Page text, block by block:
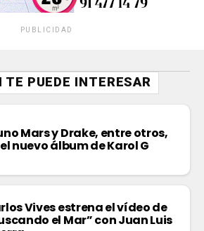
PUBLICIDAD
TE PUEDE INTERESAR
Mars y Drake, entre otros,
nuevo álbum de Karol G
Vives estrena el vídeo de
el Mar” con Juan Luis